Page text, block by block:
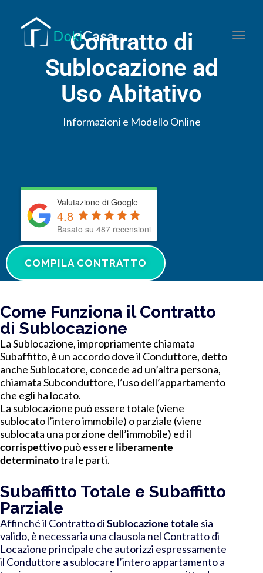
Contratto di
Sublocazione ad
Uso Abitativo
Informazioni e Modello Online
Valutazione di Google
4.8
Basato su 487 recensioni
COMPILA CONTRATTO
Come Funziona il Contratto
di Sublocazione
La Sublocazione, impropriamente chiamata
Subaffitto, è un accordo dove il Conduttore, detto
anche Sublocatore, concede ad un’altra persona,
chiamata Subconduttore, l’uso dell’appartamento
che egli ha locato.
La sublocazione può essere totale (viene
sublocato l’intero immobile) o parziale (viene
sublocata una porzione dell’immobile) ed il
corrispettivopuò essere liberamente
determinatotra le parti.
Subaffitto Totale e Subaffitto
Parziale
Affinché il Contratto diSublocazione totale sia
valido, è necessaria una clausola nel Contratto di
Locazione principale che autorizzi espressamente
il Conduttore a sublocare l’intero appartamento a